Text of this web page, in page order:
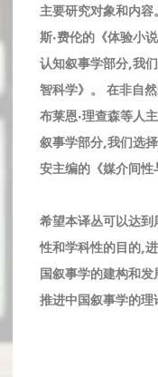
主要研究对象和内
斯·费伦的《体验小
认知叙事学部分,我
智科学》。 在非自
布莱恩·理查森等人
叙事学部分,我们选
安主编的《媒介间性
希望本译丛可以达
性和学科性的目的,
国叙事学的建构和
推进中国叙事学的理